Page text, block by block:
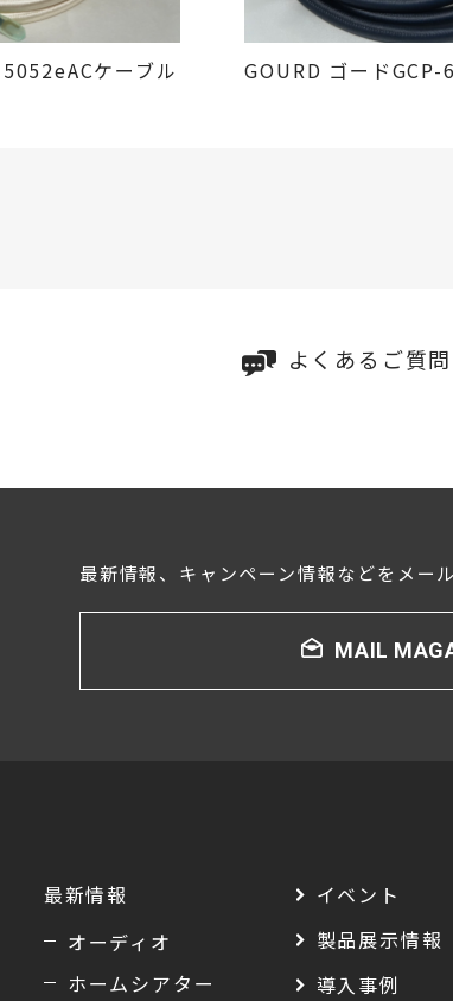
ケーブル GOURD ゴード
よくあるご質問
最新情報、キャンペーン情報などをメー
MAIL
最新情報
オーディオ
ホームシアター
イベント
製品展示情報
導入事例